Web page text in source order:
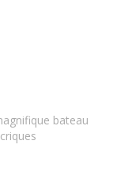
bateau